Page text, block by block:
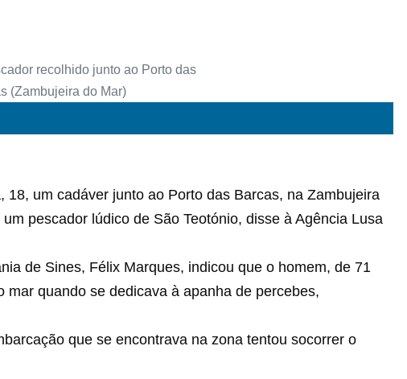
um cadáver junto ao Porto das Barcas, na Zambujeira
pescador lúdico de São Teotónio, disse à Agência Lusa
de Sines, Félix Marques, indicou que o homem, de 71
quando se dedicava à apanha de percebes,
que se encontrava na zona tentou socorrer o